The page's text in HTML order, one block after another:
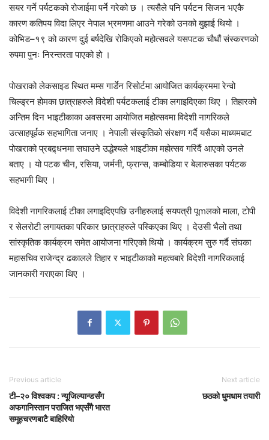
सयर गर्ने पर्यटकको रोजाईमा पर्ने गरेको छ । त्यसैले पनि पर्यटन सिजन भएकै
कारण कतिपय विदा लिएर नेपाल भ्रमणमा आउने गरेको उनको बुझाई थियो ।
कोभिड–१९ को कारण दुई बर्षदेखि रोकिएको महोत्सवले यसपटक चौधौं संस्करणको
रुपमा पुनः निरन्तरता पाएको हो ।
पोखराको लेकसाइड स्थित मम्स गार्डेन रिसोर्टमा आयोजित कार्यक्रममा रेन्वो
चिल्ड्रन होमका छात्राहरुले विदेशी पर्यटकलाई टीका लगाइदिएका थिए । तिहारको
अन्तिम दिन भाइटीकाका अवसरमा आयोजित महोत्सवमा विदेशी नागरिकले
उत्साहपूर्वक सहभागिता जनाए । नेपाली संस्कृतिको संरक्षण गर्दै यसैका माध्यमबाट
पोखराको प्रबद्र्धनमा सघाउने उद्धेश्यले भाइटीका महोत्सव गरिदैं आएको उनले
बताए । यो पटक चीन, रसिया, जर्मनी, फ्रान्स, कम्बोडिया र बेलारुसका पर्यटक
सहभागी थिए ।
विदेशी नागरिकलाई टीका लगाइदिएपछि उनीहरुलाई सयपत्री पूmलको माला, टोपी
र सेलरोटी लगायतका परिकार छात्राहरुले पस्किएका थिए । देउसी भैलो तथा
सांस्कृतिक कार्यक्रम समेत आयोजना गरिएको थियो । कार्यक्रम सुरु गर्दै संघका
महासचिव राजेन्द्र ढकालले तिहार र भाइटीकाको महत्वबारे विदेशी नागरिकलाई
जानकारी गराएका थिए ।
Previous article
टी–२० विश्वकप : न्यूजिल्यान्डसँग
अफगानिस्तान पराजित भएसँगै भारत
समूहचरणबाटै बाहिरियो
Next article
छठको धुमधाम तयारी